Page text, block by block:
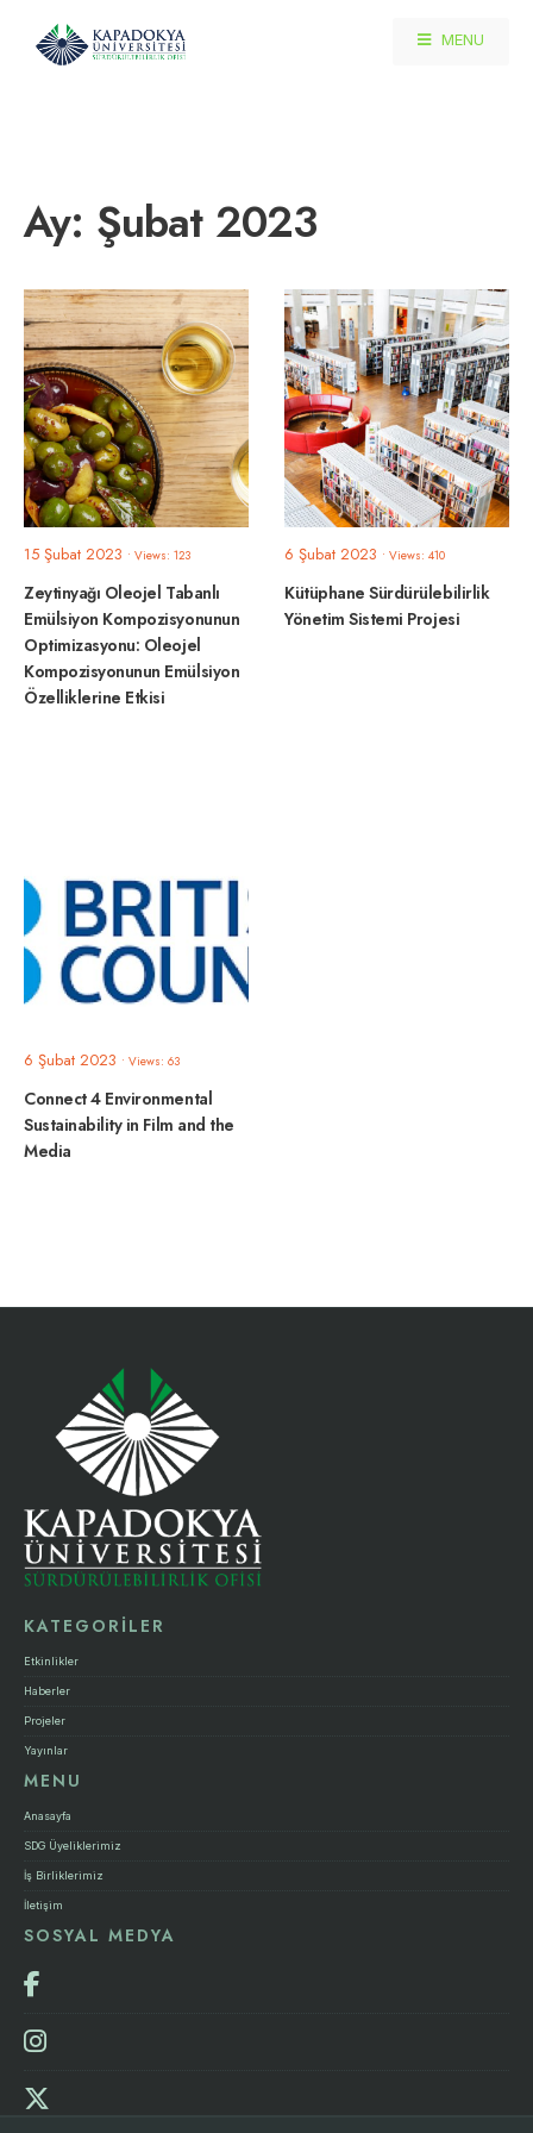
MENU
Ay: Şubat 2023
15 Şubat 2023 • Views: 123
Zeytinyağı Oleojel Tabanlı
Emülsiyon Kompozisyonunun
Optimizasyonu: Oleojel
Kompozisyonunun Emülsiyon
Özelliklerine Etkisi
6 Şubat 2023 • Views: 410
Kütüphane Sürdürülebilirlik
Yönetim Sistemi Projesi
6 Şubat 2023 • Views: 63
Connect 4 Environmental
Sustainability in Film and the
Media
KATEGORİLER
Etkinlikler
Haberler
Projeler
Yayınlar
MENU
Anasayfa
SDG Üyeliklerimiz
İş Birliklerimiz
İletişim
SOSYAL MEDYA